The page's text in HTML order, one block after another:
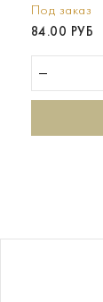
Под заказ
84.00 РУБ